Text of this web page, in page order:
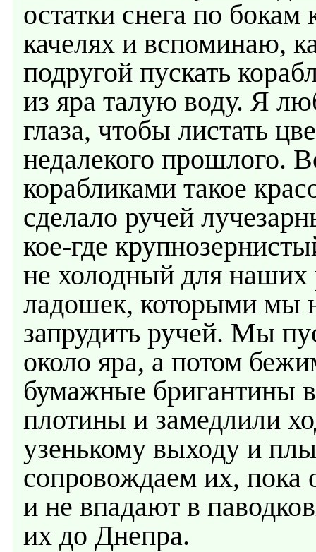
остатки снега по
качелях и вспоминаю,
подругой пускать
из яра талую воду. Я
глаза, чтобы листать
недалекого прошлого.
корабликами такое
сделало ручей
кое-где
не холодный для наших
ладошек, которыми мы
запрудить ручей. Мы
около яра, а потом
бумажные бригантины
плотины и замедлили
узенькому выходу и
сопровождаем их, пока
и не впадают в
их до Днепра.